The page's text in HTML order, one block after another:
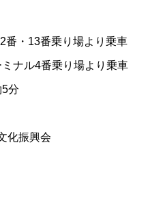
番・13番乗り場より乗車
ナル4番乗り場より乗車
分
化振興会